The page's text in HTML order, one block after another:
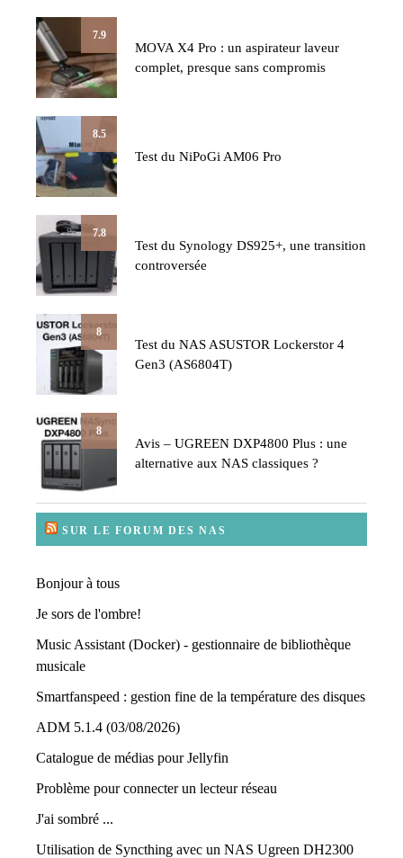
7.9
MOVA X4 Pro : un aspirateur laveur
complet, presque sans compromis
8.5
Test du NiPoGi AM06 Pro
7.8
Test du Synology DS925+, une transition
controversée
8
Test du NAS ASUSTOR Lockerstor 4
Gen3 (AS6804T)
8
Avis – UGREEN DXP4800 Plus : une
alternative aux NAS classiques ?
SUR LE FORUM DES NAS
Bonjour à tous
Je sors de l'ombre!
Music Assistant (Docker) - gestionnaire de bibliothèque
musicale
Smartfanspeed : gestion fine de la température des disques
ADM 5.1.4 (03/08/2026)
Catalogue de médias pour Jellyfin
Problème pour connecter un lecteur réseau
J'ai sombré ...
Utilisation de Syncthing avec un NAS Ugreen DH2300